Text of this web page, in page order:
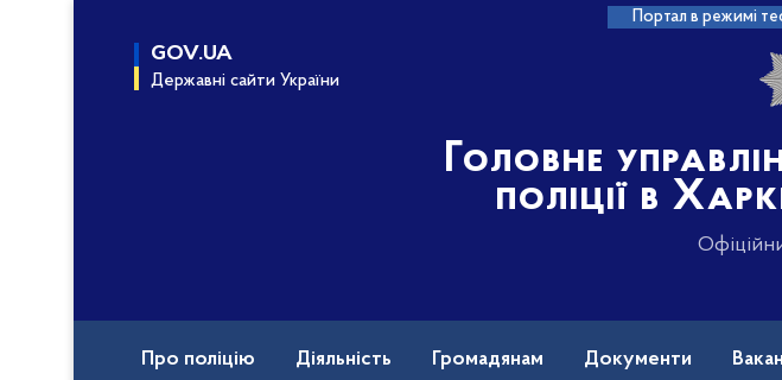
Портал в режимі
GOV.UA
Державні сайти України
Головне
поліції в
Про поліцію Діяльність Громадянам Документи